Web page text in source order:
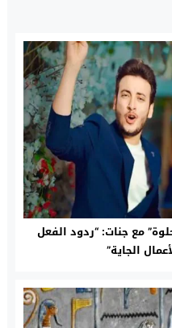
مع جنات: “ردود الفعل
الجاية”